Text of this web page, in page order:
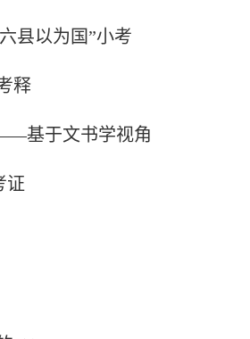
县以为国”小考
释
基于文书学视角
证